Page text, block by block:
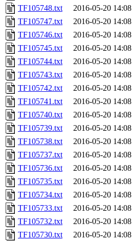
TF105748.txt
2016-05-20 14:08
TF105747.txt
2016-05-20 14:08
TF105746.txt
2016-05-20 14:08
TF105745.txt
2016-05-20 14:08
TF105744.txt
2016-05-20 14:08
TF105743.txt
2016-05-20 14:08
TF105742.txt
2016-05-20 14:08
TF105741.txt
2016-05-20 14:08
TF105740.txt
2016-05-20 14:08
TF105739.txt
2016-05-20 14:08
TF105738.txt
2016-05-20 14:08
TF105737.txt
2016-05-20 14:08
TF105736.txt
2016-05-20 14:08
TF105735.txt
2016-05-20 14:08
TF105734.txt
2016-05-20 14:08
TF105733.txt
2016-05-20 14:08
TF105732.txt
2016-05-20 14:08
TF105730.txt
2016-05-20 14:08